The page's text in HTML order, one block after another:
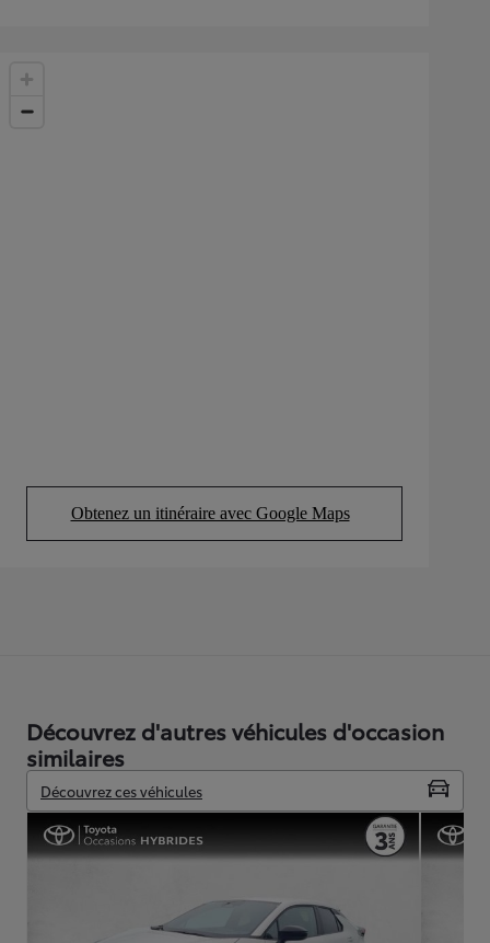
Obtenez un itinéraire avec Google Maps
(Opens in new tab)
Découvrez d'autres véhicules d'occasion
similaires
Découvrez ces véhicules